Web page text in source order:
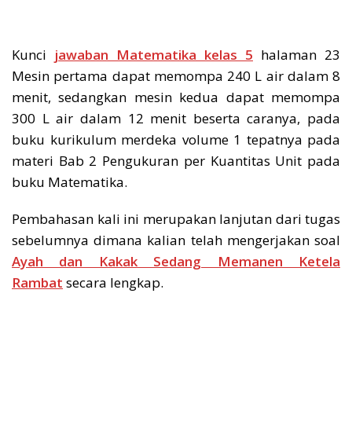
Kunci jawaban Matematika kelas 5 halaman 23
Mesin pertama dapat memompa 240 L air dalam 8
menit, sedangkan mesin kedua dapat memompa
300 L air dalam 12 menit beserta caranya, pada
buku kurikulum merdeka volume 1 tepatnya pada
materi Bab 2 Pengukuran per Kuantitas Unit pada
buku Matematika.
Pembahasan kali ini merupakan lanjutan dari tugas
sebelumnya dimana kalian telah mengerjakan soal
Ayah dan Kakak Sedang Memanen Ketela
Rambat secara lengkap.